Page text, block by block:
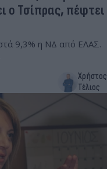
ο Τσίπρας, πέφτει
9,3% η ΝΔ από ΕΛΑΣ.
Χρήστος
Τέλιος